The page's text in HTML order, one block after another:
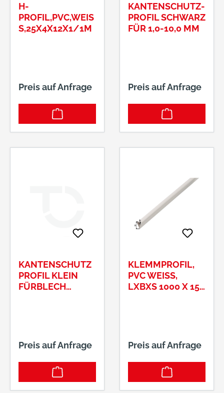
H-
PROFIL,PVC,WEISS
,25X4X12X1/1M
Preis auf Anfrage
KANTENSCHUTZ-
PROFIL SCHWARZ
FÜR 1,0-10,0 MM
Preis auf Anfrage
KANTENSCHUTZ
PROFIL KLEIN
FÜRBLECH
Preis auf Anfrage
KLEMMPROFIL,
PVC WEISS, L
XBXS 1000 X 15 X
Preis auf Anfrage